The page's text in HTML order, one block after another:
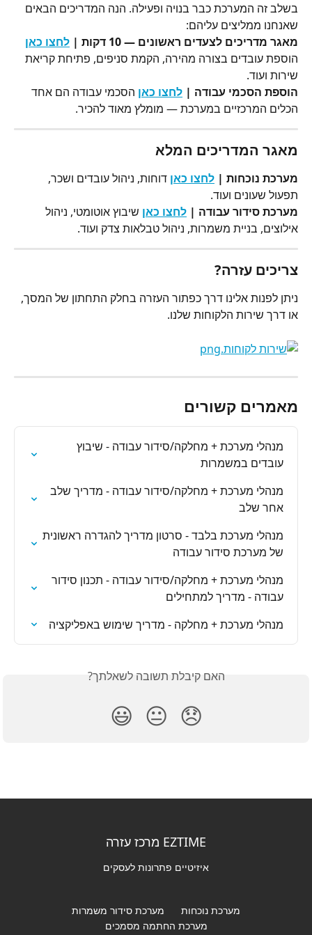
בשלב זה המערכת כבר בנויה ופעילה. הנה המדריכים הבאים
שאנחנו ממליצים עליהם:
מאגר מדריכים לצעדים ראשונים — 10 דקות |
לחצו כאן
הוספת עובדים בצורה מהירה, הקמת סניפים, פתיחת קריאת
שירות ועוד.
הוספת הסכמי עבודה | לחצו כאן הסכמי עבודה הם אחד
הכלים המרכזיים במערכת — מומלץ מאוד להכיר.
מאגר המדריכים המלא
מערכת נוכחות | לחצו כאן דוחות, ניהול עובדים ושכר,
תפעול שעונים ועוד.
מערכת סידור עבודה | לחצו כאן שיבוץ אוטומטי, ניהול
אילוצים, בניית משמרות, ניהול טבלאות צדק ועוד.
צריכים עזרה?
ניתן לפנות אלינו דרך כפתור העזרה בחלק התחתון של המסך,
או דרך שירות הלקוחות שלנו.
מאמרים קשורים
מנהלי מערכת + מחלקה/סידור עבודה - שיבוץ
עובדים במשמרות
מנהלי מערכת + מחלקה/סידור עבודה - מדריך שלב
אחר שלב
מנהלי מערכת בלבד - סרטון מדריך להגדרה ראשונית
של מערכת סידור עבודה
מנהלי מערכת + מחלקה/סידור עבודה - תכנון סידור
עבודה - מדריך למתחילים
מנהלי מערכת + מחלקה - מדריך שימוש באפליקציה
האם קיבלת תשובה לשאלתך?
😞
😐
😃
EZTIME מרכז עזרה
איזיטיים פתרונות לעסקים
מערכת נוכחות
מערכת סידור משמרות
מערכת החתמה מסמכים